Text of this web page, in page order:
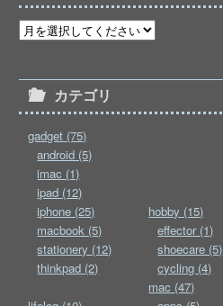
カテゴリ
gadget (75)
android (5)
imac (1)
ipad (12)
iphone (25)
macbook (5)
stationery (12)
thinkpad (2)
hobby (15)
effector (1)
shoecare (5)
cycling (4)
mac (47)